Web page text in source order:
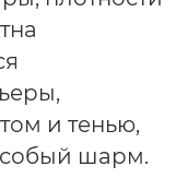
и тенью,
шарм.